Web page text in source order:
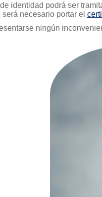
identidad podrá ser
será necesario portar el
ningún